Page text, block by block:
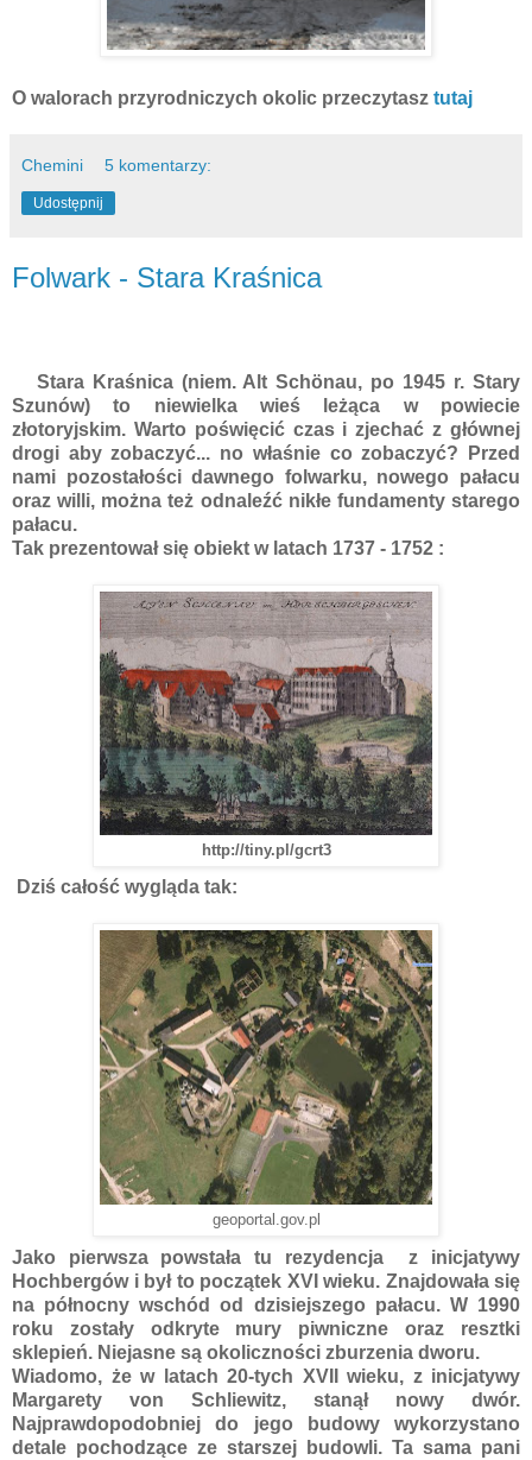
O walorach przyrodniczych okolic przeczytasz tutaj
Chemini 5 komentarzy:
Udostępnij
Folwark - Stara Kraśnica
Stara Kraśnica (niem. Alt Schönau, po 1945 r. Stary
Szunów) to niewielka wieś leżąca w powiecie
złotoryjskim. Warto poświęcić czas i zjechać z głównej
drogi aby zobaczyć... no właśnie co zobaczyć? Przed
nami pozostałości dawnego folwarku, nowego pałacu
oraz willi, można też odnaleźć nikłe fundamenty starego
pałacu.
Tak prezentował się obiekt w latach 1737 - 1752 :
http://tiny.pl/gcrt3
Dziś całość wygląda tak:
geoportal.gov.pl
Jako pierwsza powstała tu rezydencja z inicjatywy
Hochbergów i był to początek XVI wieku. Znajdowała się
na północny wschód od dzisiejszego pałacu. W 1990
roku zostały odkryte mury piwniczne oraz resztki
sklepień. Niejasne są okoliczności zburzenia dworu.
Wiadomo, że w latach 20-tych XVII wieku, z inicjatywy
Margarety von Schliewitz, stanął nowy dwór.
Najprawdopodobniej do jego budowy wykorzystano
detale pochodzące ze starszej budowli. Ta sama pani